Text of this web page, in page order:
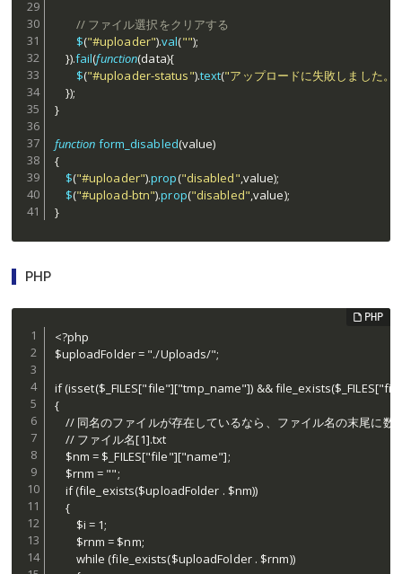
// ファイル選択をクリアする
$("#uploader").val("");
}).fail(function(data){
$("#uploader-status").text("アップロードに失敗しました。"
});
}
function form_disabled(value)
{
$("#uploader").prop("disabled",value);
$("#upload-btn").prop("disabled",value);
}
PHP
<?php
$uploadFolder = "./Uploads/";
if (isset($_FILES["file"]["tmp_name"]) &&
{